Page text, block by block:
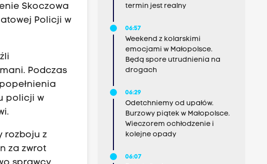
Skoczowa
Policji w
Podczas
policji w
rozboju z
za zwrot
termin jest realny
06:57
Weekend z kolarskimi
emocjami w Małopolsce.
Będą spore utrudnienia na
drogach
06:29
Odetchniemy od upałów.
Burzowy piątek w Małopolsce.
Wieczorem ochłodzenie i
kolejne opady
06:07